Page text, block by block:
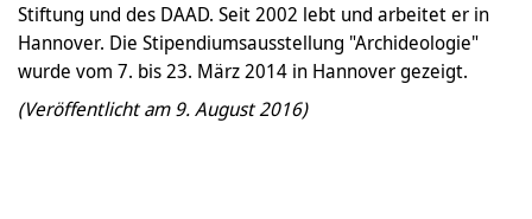
Stiftung und des DAAD. Seit 2002 lebt und arbeitet er in
Hannover. Die Stipendiumsausstellung "Archideologie"
wurde vom 7. bis 23. März 2014 in Hannover gezeigt.
(Veröffentlicht am 9. August 2016)